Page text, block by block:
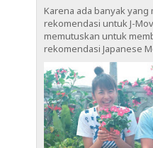
Karena ada banyak yang
rekomendasi untuk J-
memutuskan untuk
rekomendasi Japanese